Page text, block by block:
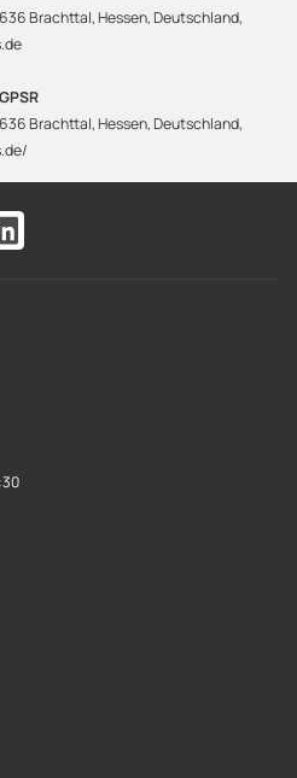
Brachttal, Hessen, Deutschland,
Brachttal, Hessen, Deutschland,